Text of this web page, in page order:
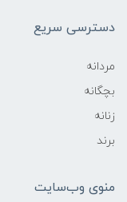
دسترسی سریع
مردانه
بچگانه
زنانه
برند
منوی وب‌سایت